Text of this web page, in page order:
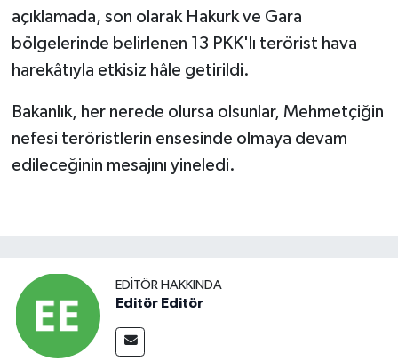
açıklamada, son olarak Hakurk ve Gara
bölgelerinde belirlenen 13 PKK'lı terörist hava
harekâtıyla etkisiz hâle getirildi.
Bakanlık, her nerede olursa olsunlar, Mehmetçiğin
nefesi teröristlerin ensesinde olmaya devam
edileceğinin mesajını yineledi.
EDITÖR HAKKINDA
Editör Editör